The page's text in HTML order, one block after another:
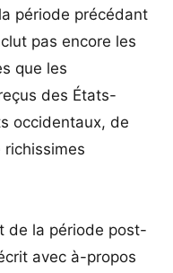
période précédant
pas encore les
que les
des États-
occidentaux, de
de la période post-
avec à-propos